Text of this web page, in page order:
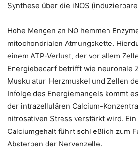
Synthese über die iNOS
Hohe Mengen an NO hemmen
mitochondrialen Atmungskette.
einem ATP-Verlust, der vor allem
Energiebedarf betrifft wie neuronale
Muskulatur, Herzmuskel und Zellen
Infolge des Energiemangels kommt
der intrazellulären Calcium-
nitrosativen Stress verstärkt wird.
Calciumgehalt führt schließlich zum
Absterben der Nervenzelle.